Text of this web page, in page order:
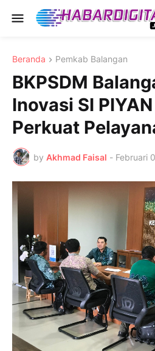
Beranda Pemkab Balangan
BKPSDM
Inovasi SI
Perkuat
by Akhmad Faisal - Februari